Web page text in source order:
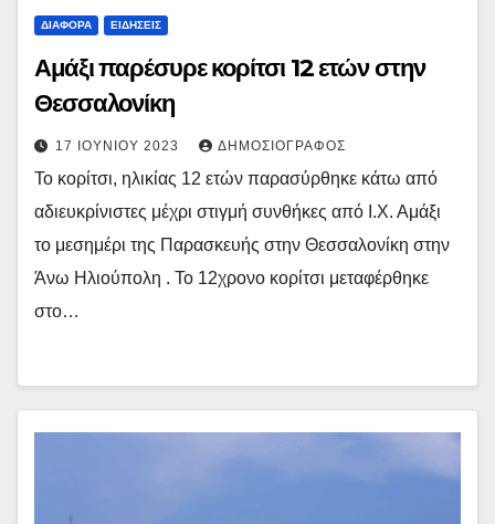
ΔΙΆΦΟΡΑ ΕΙΔΉΣΕΙΣ
Αμάξι παρέσυρε κορίτσι 12 ετών στην
Θεσσαλονίκη
17 ΙΟΥΝΊΟΥ 2023 ΔΗΜΟΣΙΟΓΡΆΦΟΣ
Το κορίτσι, ηλικίας 12 ετών παρασύρθηκε κάτω από
αδιευκρίνιστες μέχρι στιγμή συνθήκες από Ι.Χ. Αμάξι
το μεσημέρι της Παρασκευής στην Θεσσαλονίκη στην
Άνω Ηλιούπολη . Το 12χρονο κορίτσι μεταφέρθηκε
στο…